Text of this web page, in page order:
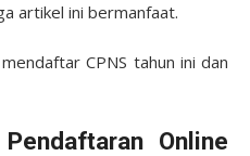
artikel ini bermanfaat.
CPNS tahun ini dan
Online